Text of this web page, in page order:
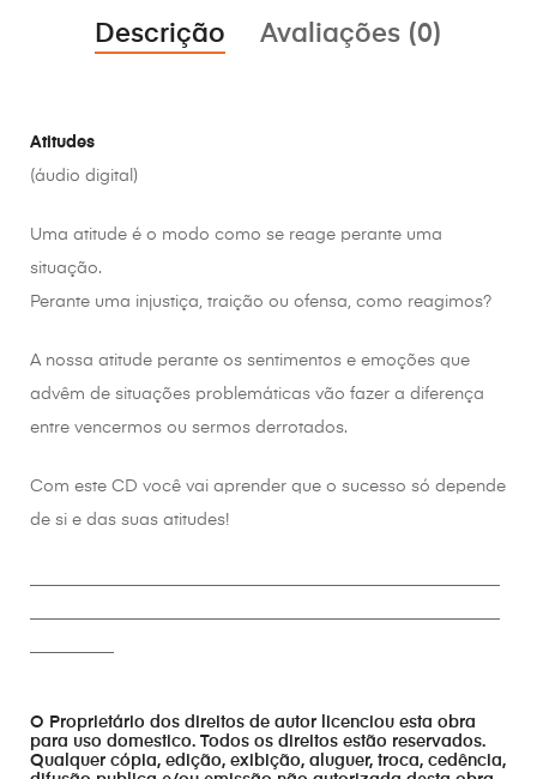
Descrição Avaliações (0)
Atitudes
(áudio digital)
Uma atitude é o modo como se reage perante uma
situação.
Perante uma injustiça, traição ou ofensa, como reagimos?
A nossa atitude perante os sentimentos e emoções que
advêm de situações problemáticas vão fazer a diferença
entre vencermos ou sermos derrotados.
Com este CD você vai aprender que o sucesso só depende
de si e das suas atitudes!
O Proprietário dos direitos de autor licenciou esta obra
para uso domestico. Todos os direitos estão reservados.
Qualquer cópia, edição, exibição, aluguer, troca, cedência,